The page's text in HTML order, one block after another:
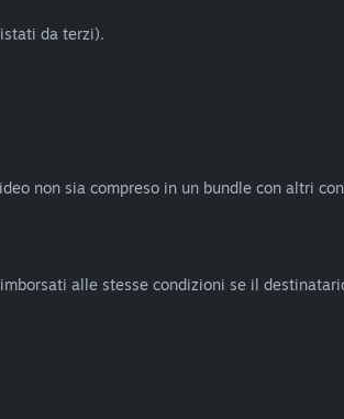
da terzi).
non sia compreso in un bundle con altri
alle stesse condizioni se il